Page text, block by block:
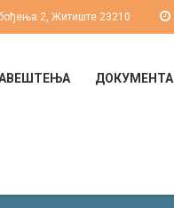
2, Житиште 23210
ДОКУМЕНТА